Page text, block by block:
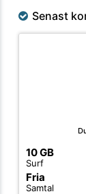
Senast
10 GB
Surf
Fria
Samtal